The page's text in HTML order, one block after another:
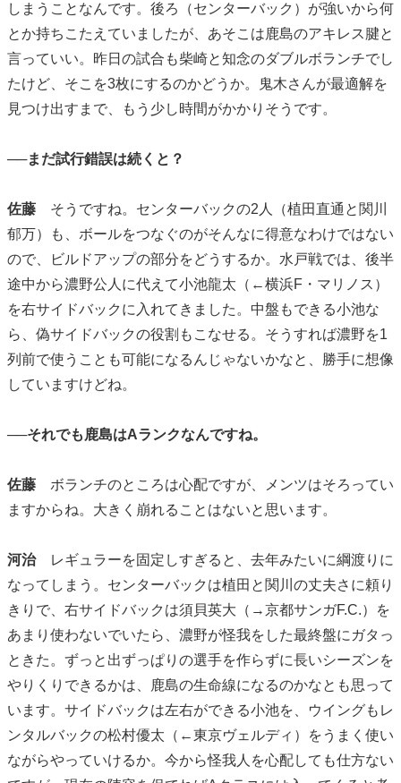
しまうことなんです。後ろ（センターバック）が強いから何
とか持ちこたえていましたが、あそこは鹿島のアキレス腱と
言っていい。昨日の試合も柴崎と知念のダブルボランチでし
たけど、そこを3枚にするのかどうか。鬼木さんが最適解を
見つけ出すまで、もう少し時間がかかりそうです。
──まだ試行錯誤は続くと？
佐藤 そうですね。センターバックの2人（植田直通と関川
郁万）も、ボールをつなぐのがそんなに得意なわけではない
ので、ビルドアップの部分をどうするか。水戸戦では、後半
途中から濃野公人に代えて小池龍太（←横浜F・マリノス）
を右サイドバックに入れてきました。中盤もできる小池な
ら、偽サイドバックの役割もこなせる。そうすれば濃野を1
列前で使うことも可能になるんじゃないかなと、勝手に想像
していますけどね。
──それでも鹿島はAランクなんですね。
佐藤 ボランチのところは心配ですが、メンツはそろってい
ますからね。大きく崩れることはないと思います。
河治レギュラーを固定しすぎると、去年みたいに綱渡りに
なってしまう。センターバックは植田と関川の丈夫さに頼り
きりで、右サイドバックは須貝英大（→京都サンガF.C.）を
あまり使わないでいたら、濃野が怪我をした最終盤にガタっ
ときた。ずっと出ずっぱりの選手を作らずに長いシーズンを
やりくりできるかは、鹿島の生命線になるのかなとも思って
います。サイドバックは左右ができる小池を、ウイングもレ
ンタルバックの松村優太（←東京ヴェルディ）をうまく使い
ながらやっていけるか。今から怪我人を心配しても仕方ない